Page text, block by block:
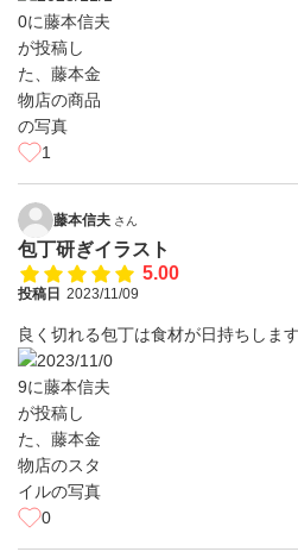
1
藤本信夫 さん
包丁研ぎイラスト
5.00
投稿日 2023/11/09
良く切れる包丁は食材が日持ちします
0